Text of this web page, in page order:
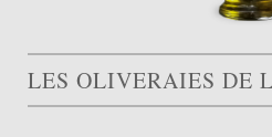
LES OLIVERAIES DE